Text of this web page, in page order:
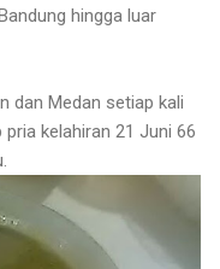
hingga luar
dan Medan setiap kali
kelahiran 21 Juni 66